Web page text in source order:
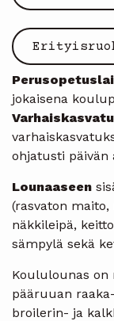
jokaisena
ohjatusti päivän
Lounaaseen
(rasvaton
näkkileipä,
sämpylä sekä
Koululounas on
pääruuan
broilerin- ja